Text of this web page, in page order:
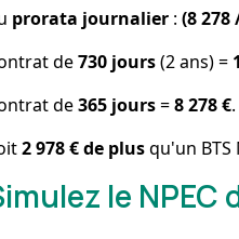
prorata journalier :(8
de730 jours(2 ans) =
de365 jours=8 278 €.
2 978 € de plusqu'un BTS
le